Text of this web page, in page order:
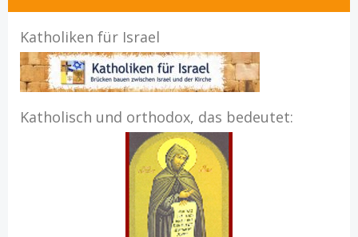
Katholiken für Israel
Katholisch und orthodox, das bedeutet: